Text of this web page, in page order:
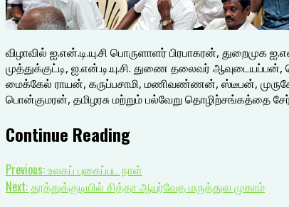
விழாவில் ஐ.என்.டி.யு.சி பொருளாளர் பிரபாகரன்,
முத்துக்குட்டி, ஐ.என்.டி.யு.சி. துணை தலைவர்
மைக்கேல் ராயன், கருப்பசாமி, மணிவண்ணன், ஸ்டீபன்,
பொன்குமரன், தமிழரசு மற்றும் பல்வேறு தொழிற்சங்கத்தை
Continue Reading
Previous:உலகப் புகைப்பட நாள்
Next:தூத்துக்குடியில் சித்தா ஆயுர்வேத மருத்துவ முகாம்